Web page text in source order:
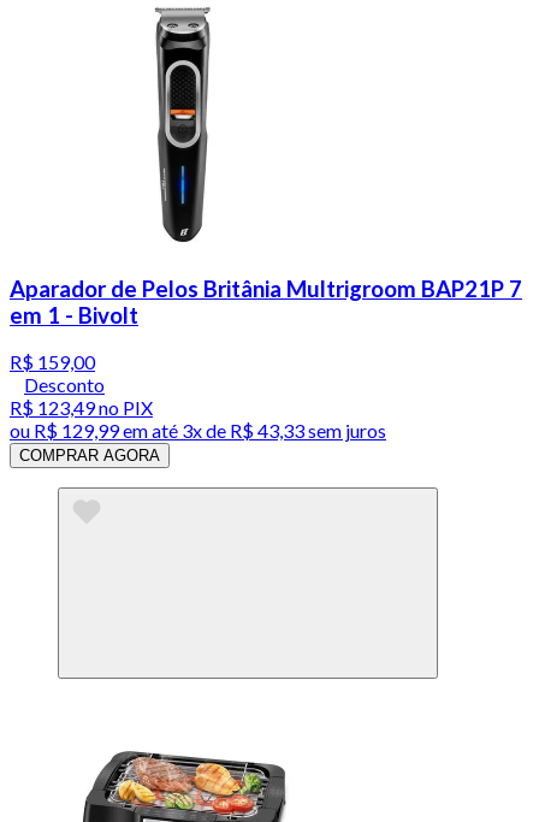
Aparador de Pelos Britânia Multrigroom BAP21P 7
em 1 - Bivolt
R$ 159,00
Desconto
R$ 123,49no PIX
ou R$ 129,99em até 3x de R$ 43,33 sem juros
COMPRAR AGORA